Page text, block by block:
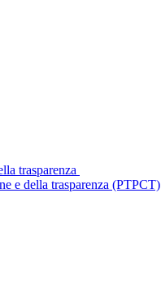
trasparenza
e della trasparenza (PTPCT)